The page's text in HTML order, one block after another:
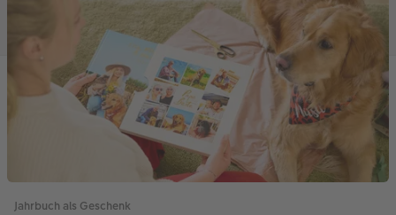
Jahrbuch als Geschenk